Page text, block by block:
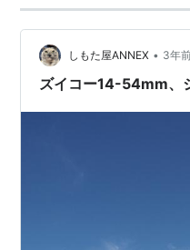
しもた屋ANNEX • 3年
ズイコー14-54mm、